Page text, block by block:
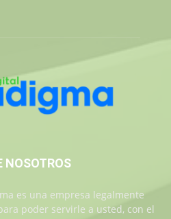
NOSOTROS
es una empresa legalmente
poder servirle a usted, con el